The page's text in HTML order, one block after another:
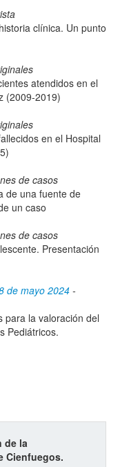
clínica. Un punto
atendidos en el
(2009-2019)
en el Hospital
de casos
de una fuente de
un caso
de casos
Presentación
de mayo 2024 -
para la valoración del
Pediátricos.
de la
Cienfuegos.